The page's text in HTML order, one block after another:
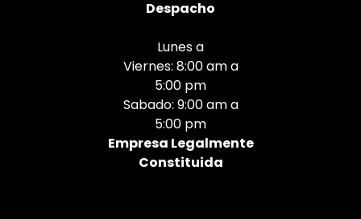
Despacho
Lunes a
Viernes: 8:00 am a
5:00 pm
Sabado: 9:00 am a
5:00 pm
Empresa Legalmente
Constituida